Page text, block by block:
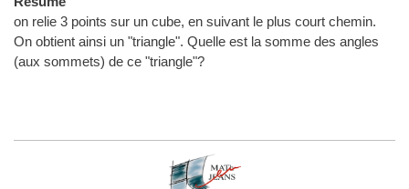
on relie 3 points sur un cube, en suivant le plus court chemin.
On obtient ainsi un "triangle". Quelle est la somme des angles
(aux sommets) de ce "triangle"?